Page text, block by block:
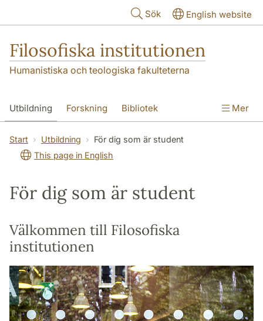
Sök English website
Filosofiska institutionen
Humanistiska och teologiska fakulteterna
Utbildning Forskning Bibliotek
Personal Kontakt Institutionen
Mer
Start Utbildning
För dig som är student
This page in English
För dig som är student
Välkommen till Filosofiska
institutionen